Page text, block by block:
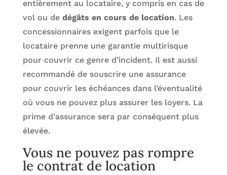
entièrement au locataire, y compris en cas de
vol ou de dégâts en cours de location. Les
concessionnaires exigent parfois que le
locataire prenne une garantie multirisque
pour couvrir ce genre d’incident. Il est aussi
recommandé de souscrire une assurance
pour couvrir les échéances dans l’éventualité
où vous ne pouvez plus assurer les loyers. La
prime d’assurance sera par conséquent plus
élevée.
Vous ne pouvez pas rompre
le contrat de location